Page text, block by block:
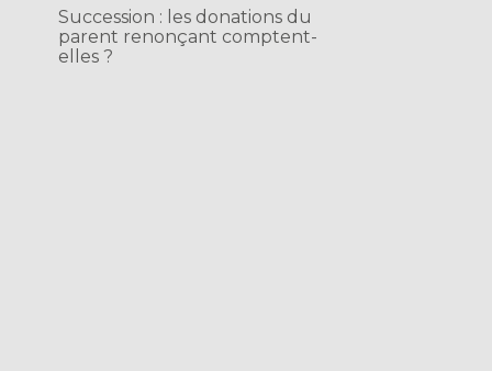
Succession : les donations du
parent renonçant comptent-
elles ?